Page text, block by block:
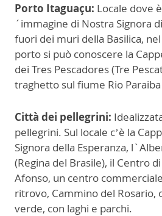
Porto Itaguaçu: Locale dove
´immagine di Nostra Signora
fuori dei muri della Basilica,
porto si può conoscere la
dei Tres Pescadores (Tre
traghetto sul fiume Rio Paraiba
Città dei pellegrini:
pellegrini. Sul locale c’è la
Signora della Esperanza,
(Regina del Brasile), il Centro
Afonso, un centro
ritrovo, Cammino del Rosario,
verde, con laghi e parchi.